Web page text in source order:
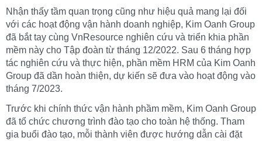
Nhận thấy tầm quan trọng cũng như hiệu quả mang lại đối
với các hoạt động vận hành doanh nghiệp, Kim Oanh Group
đã bắt tay cùng VnResource nghiên cứu và triển khia phần
mềm này cho Tập đoàn từ tháng 12/2022. Sau 6 tháng hợp
tác nghiên cứu và thực hiện, phần mềm HRM của Kim Oanh
Group đã dần hoàn thiện, dự kiến sẽ đưa vào hoạt động vào
tháng 7/2023.
Trước khi chính thức vận hành phầm mềm, Kim Oanh Group
đã tổ chức chương trình đào tạo cho toàn hệ thống. Tham
gia buổi đào tạo, mỗi thành viên được hướng dẫn cài đặt